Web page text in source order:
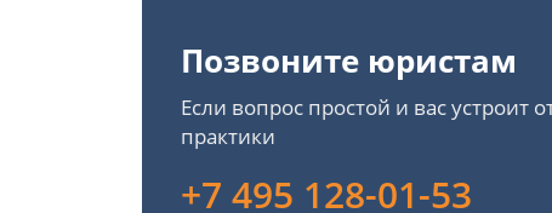
Позвоните юристам
Если вопрос простой и вас устроит
практики
+7 495 128-01-53